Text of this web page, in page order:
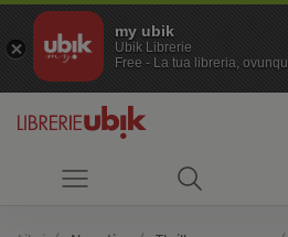
my ubik
Ubik Librerie
Free - La tua libreria,